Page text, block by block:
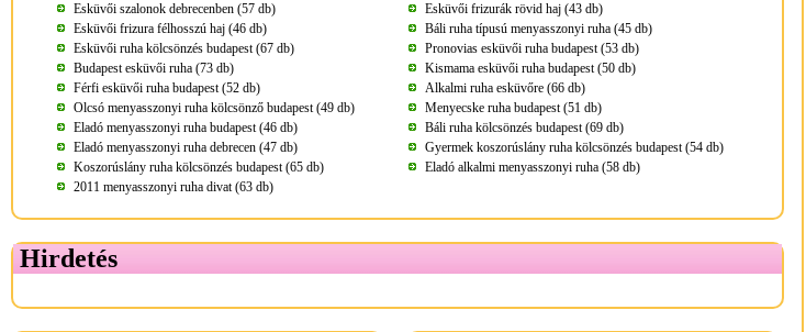
Esküvői szalonok debrecenben (57 db)
Esküvői frizurák rövid haj (43 db)
Esküvői frizura félhosszú haj (46 db)
Báli ruha típusú menyasszonyi ruha (45 db)
Esküvői ruha kölcsönzés budapest (67 db)
Pronovias esküvői ruha budapest (53 db)
Budapest esküvői ruha (73 db)
Kismama esküvői ruha budapest (50 db)
Férfi esküvői ruha budapest (52 db)
Alkalmi ruha esküvőre (66 db)
Olcsó menyasszonyi ruha kölcsönző budapest (49 db)
Menyecske ruha budapest (51 db)
Eladó menyasszonyi ruha budapest (46 db)
Báli ruha kölcsönzés budapest (69 db)
Eladó menyasszonyi ruha debrecen (47 db)
Gyermek koszorúslány ruha kölcsönzés budapest (54 db)
Koszorúslány ruha kölcsönzés budapest (65 db)
Eladó alkalmi menyasszonyi ruha (58 db)
2011 menyasszonyi ruha divat (63 db)
Hirdetés